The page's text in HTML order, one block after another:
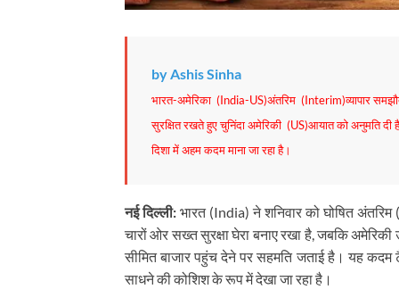
by Ashis Sinha
भारत-अमेरिका (India-US)अंतरिम (Interim)व्यापार
सुरक्षित रखते हुए चुनिंदा अमेरिकी (US)आयात को अनुमति
दिशा में अहम कदम माना जा रहा है।
नई दिल्ली: भारत (India) ने शनिवार को घोषित
चारों ओर सख्त सुरक्षा घेरा बनाए रखा है, जबकि
सीमित बाजार पहुंच देने पर सहमति जताई है। यह
साधने की कोशिश के रूप में देखा जा रहा है।